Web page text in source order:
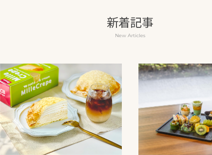
新着記事
New Articles